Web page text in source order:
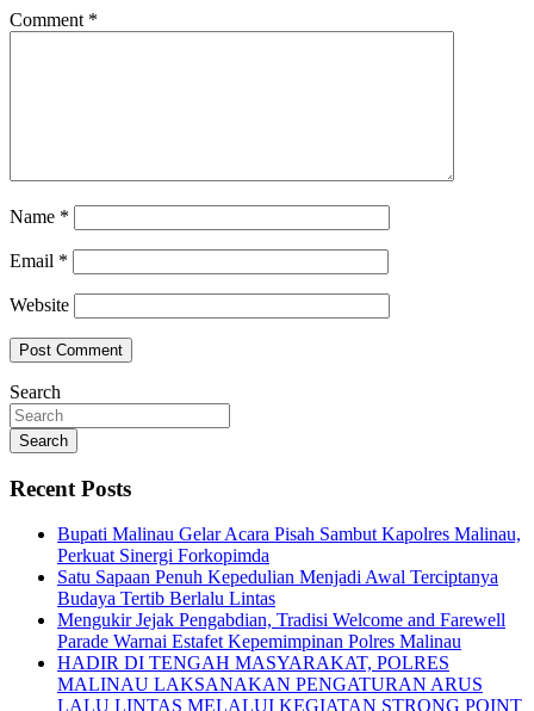
Comment *
Name *
Email *
Website
Search
Search
Recent Posts
Bupati Malinau Gelar Acara Pisah Sambut Kapolres Malinau,
Perkuat Sinergi Forkopimda
Satu Sapaan Penuh Kepedulian Menjadi Awal Terciptanya
Budaya Tertib Berlalu Lintas
Mengukir Jejak Pengabdian, Tradisi Welcome and Farewell
Parade Warnai Estafet Kepemimpinan Polres Malinau
HADIR DI TENGAH MASYARAKAT, POLRES
MALINAU LAKSANAKAN PENGATURAN ARUS
LALU LINTAS MELALUI KEGIATAN STRONG POINT